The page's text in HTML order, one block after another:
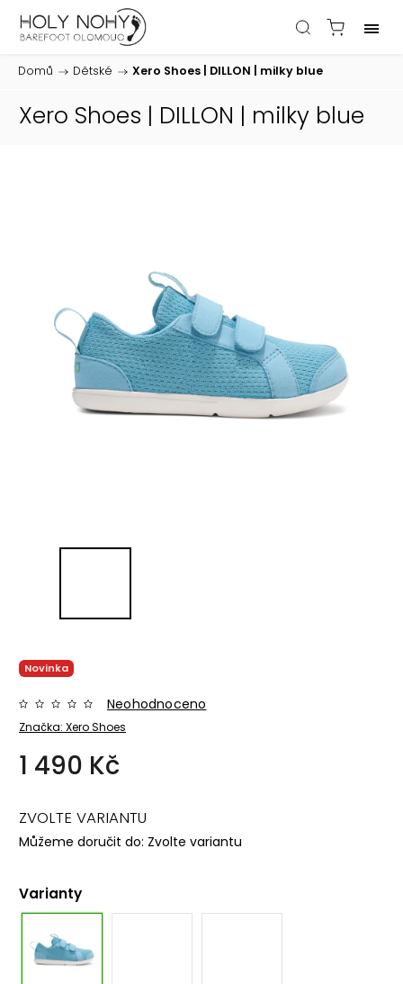
Domů / Dětské / Xero Shoes | DILLON | milky blue
Xero Shoes | DILLON | milky blue
Novinka
Značka: Xero Shoes
Neohodnoceno
Varianty
1 490 Kč
ZVOLTE VARIANTU
Můžeme doručit do: Zvolte variantu